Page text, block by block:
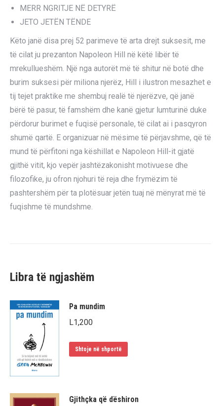
MERR NGRITJE NË DETYRË
JETO JETËN TËNDE
Këto janë disa prej 52 parimeve të arta drejt suksesit, me
të cilat ju prezanton Napoleon Hill në këtë libër të
mrekullueshëm. Një nga autorët më të shitur në botë dhe
burim suksesi për miliona njerëz, Hill i ilustron mesazhet e
tij tejet praktike me shembuj realë të njerëzve, që janë
bërë të pasur, të famshëm dhe kanë gjetur lumturinë duke
përdorur burimet e fuqisë personale, të cilat ai i pasqyron
shumë qartë. E organizuar në mësime të përjavshme, që të
mund të përfitoni nga këshillat e Napoleon Hill-it gjatë
gjithë vitit, kjo vepër jashtëzakonisht motivuese dhe
filozofike, ju ofron njohuri të reja dhe frymëzim të
pashtershëm për ta plotësuar jetën tuaj në mënyrat më të
fuqishme të mundshme.
Libra të ngjashëm
Pa mundim
L1,200
Shtoje në shportë
Gjithçka që dëshiron